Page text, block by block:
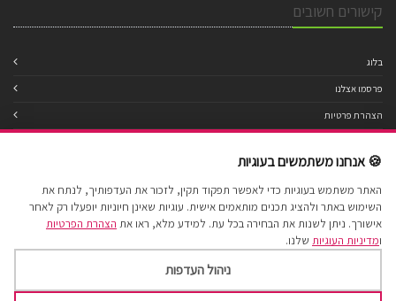
קישורים חשובים
בלוג
פרסמו אצלנו
הצהרת פרטיות
תנאי שימוש
הצהרת נגישות
מפת אתר
🍪 אנחנו משתמשים בעוגיות
האתר משתמש בעוגיות כדי לאפשר תפקוד תקין, לזכור את העדפותיך, לנתח את
השימוש באתר ולהציג תכנים מותאמים אישית. עוגיות שאינן חיוניות יופעלו רק לאחר
אישורך. ניתן לשנות את הבחירה בכל עת. למידע מלא, ראו את הצהרת הפרטיות
ומדיניות העוגיות שלנו.
ניהול העדפות